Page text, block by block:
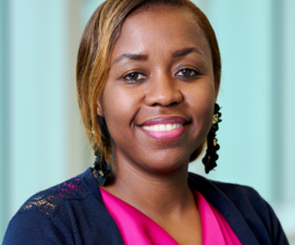
Fragmentation des auditoires médiatiques
Analyse multi-plateforme des auditoires
médiatiques
Analyse des comportements numériques à
travers les données massives et l’IA
Recherche quantitative et qualitative sur
les auditoires médiatiques
Épistémologie des techniques de recherche
numérique et l’IA
Théorie des droits de la personne
La pensée politique d’Hannah Arendt
La pensée politique à l’ère numérique
Justice internationale et normes
internationales